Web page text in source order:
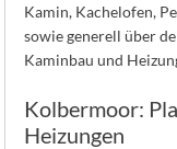
Kamin, Kachelofen,
sowie generell über
Kaminbau und
Kolbermoor:
Heizungen